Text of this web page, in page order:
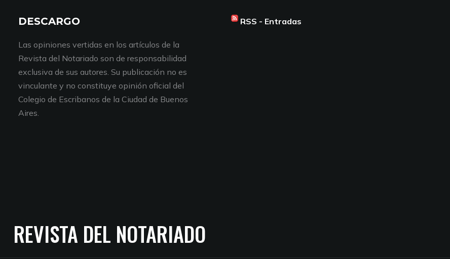
DESCARGO
Las opiniones vertidas en los artículos de la
Revista del Notariado son de responsabilidad
exclusiva de sus autores. Su publicación no es
vinculante y no constituye opinión oficial del
Colegio de Escribanos de la Ciudad de Buenos
Aires.
RSS - Entradas
REVISTA DEL NOTARIADO